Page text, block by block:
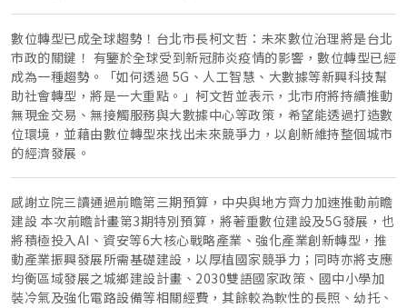
數位轉型已成全球趨勢！台北市長柯文哲：未來數位治理將是台北
市政的關鍵！ 有鑒於全球受到新冠肺炎疫情的影響，數位轉型已經
成為一種趨勢。「如何透過 5G、人工智慧、大數據等新興科技幫
助社會轉型，將是一大重點。」柯文哲並表示，北市府將持續推動
無現金交易、無接觸服務與大數據中心等政策，希望能透過打造數
位環境，並藉由數位轉型來找出未來競爭力，以創新維持整個城市
的經濟發展。
感謝立院三讀通過前瞻第三期預算，中央與地方齊力加速推動前瞻
建設 本次前瞻計畫第3期特別預算，將著重數位建設及5G發展，也
將積極投入AI、資安等6大核心戰略產業、強化產業創新轉型，推
動產業振興發展所需基礎建設，以厚植國家競爭力；同時亦將支應
均衡區域發展之城鄉建設計畫、2030雙語國家政策、國中小學加
裝冷氣及強化電路設備等相關經費，其餘較為軟性的長照、幼托、